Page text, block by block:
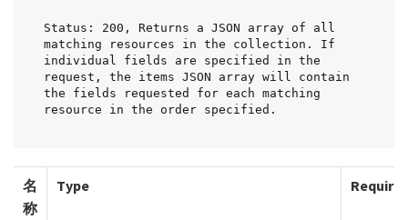
Status: 200, Returns a JSON array of all
matching resources in the collection. If
individual fields are specified in the
request, the items JSON array will contain
the fields requested for each matching
resource in the order specified.
名
称
Type